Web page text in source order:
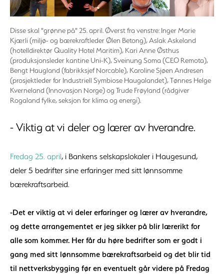
Disse skal "grønne på" 25. april. Øverst fra venstre: Inger Marie
Kjærli (miljø- og bærekraftleder Ølen Betong), Aslak Askeland
(hotelldirektør Quality Hotel Maritim), Kari Anne Østhus
(produksjonsleder kantine Uni-K), Sveinung Soma (CEO Remota),
Bengt Haugland (fabrikksjef Norcable), Karoline Sjøen Andresen
(prosjektleder for Industriell Symbiose Haugalandet), Tønnes Helge
Kverneland (Innovasjon Norge) og Trude Frøyland (rådgiver
Rogaland fylke, seksjon for klima og energi).
- Viktig at vi deler og lærer av hverandre.
Fredag 25. april, i Bankens selskapslokaler i Haugesund,
deler 5 bedrifter sine erfaringer med sitt lønnsomme
bærekraftsarbeid.
-Det er viktig at vi deler erfaringer og lærer av hverandre,
og dette arrangementet er jeg sikker på blir lærerikt for
alle som kommer. Her får du høre bedrifter som er godt i
gang med sitt lønnsomme bærekraftsarbeid og det blir tid
til nettverksbygging før en eventuelt går videre på Fredag